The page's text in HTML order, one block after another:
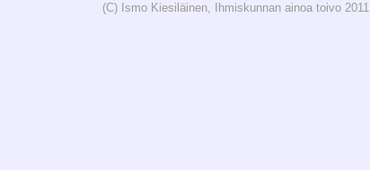
(C) Ismo Kiesiläinen, Ihmiskunnan ainoa toivo 2011